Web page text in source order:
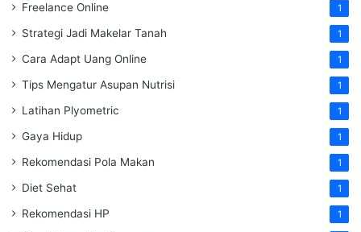
Freelance Online 1
Strategi Jadi Makelar Tanah 1
Cara Adapt Uang Online 1
Tips Mengatur Asupan Nutrisi 1
Latihan Plyometric 1
Gaya Hidup 1
Rekomendasi Pola Makan 1
Diet Sehat 1
Rekomendasi HP 1